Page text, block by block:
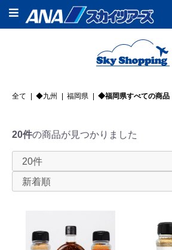
全て | ◆九州 | 福岡県 | ◆福岡県すべての商品
20件の商品が見つかりました